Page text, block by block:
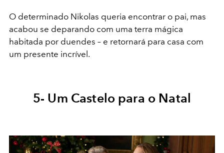
O determinado Nikolas queria encontrar o pai, mas
acabou se deparando com uma terra mágica
habitada por duendes – e retornará para casa com
um presente incrível.
5- Um Castelo para o Natal